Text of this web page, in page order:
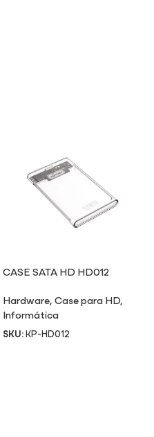
CASE SATA HD HD012
Hardware,Case para HD,
Informática
SKU:KP-HD012